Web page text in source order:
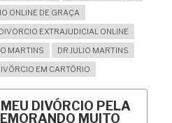
ONLINE DE GRAÇA
DIVORCIO EXTRAJUDICIAL ONLINE
MARTINS
DR JULIO MARTINS
EM CARTÓRIO
DIVÓRCIO PELA
MUITO